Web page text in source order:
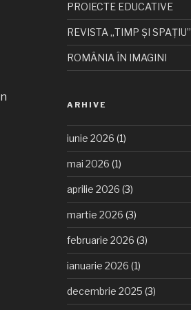
PROIECTE EDUCATIVE
REVISTA „TIMP ȘI SPAȚIU”
ROMÂNIA ÎN IMAGINI
ARHIVE
iunie 2026 (1)
mai 2026 (1)
aprilie 2026 (3)
martie 2026 (3)
februarie 2026 (3)
ianuarie 2026 (1)
decembrie 2025 (3)